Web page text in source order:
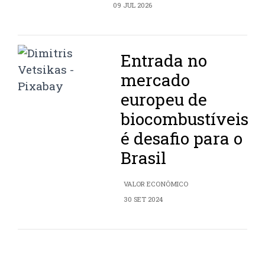
09 JUL 2026
Entrada no
mercado
europeu de
biocombustíveis
é desafio para o
Brasil
VALOR ECONÔMICO
30 SET 2024